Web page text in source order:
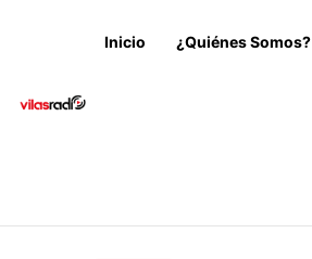
Inicio ¿Quiénes Somos?